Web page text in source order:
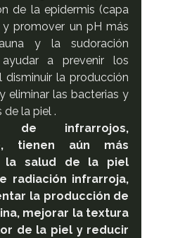
de la epidermis (capa
promover un pH más
y la sudoración
a prevenir los
disminuir la producción
eliminar las bacterias y
la piel .
de infrarrojos,
tienen aún más
la salud de la piel
radiación infrarroja,
la producción de
mejorar la textura
de la piel y reducir